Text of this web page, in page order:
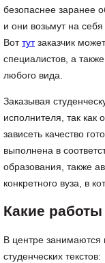
безопаснее заранее
и они возьмут на
Воттутзаказчик
специалистов, а
любого вида.
Заказывая
исполнителя, так как
зависеть качество
выполнена в
образования, также
конкретного вуза, в
Какие
В центре занимаются
студенческих текстов: